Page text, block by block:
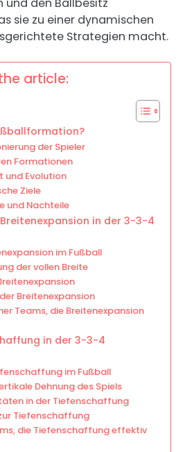
und den Ballbesitz
sie zu einer dynamischen
Strategien macht.
article:
der Spieler
Formationen
und Evolution
Ziele
und Nachteile
in der 3-3-4
im Fußball
der vollen Breite
Breitenexpansion
Teams, die Breitenexpansion
in der 3-3-4
im Fußball
Dehnung des Spiels
in der Tiefenschaffung
Tiefenschaffung
die Tiefenschaffung effektiv